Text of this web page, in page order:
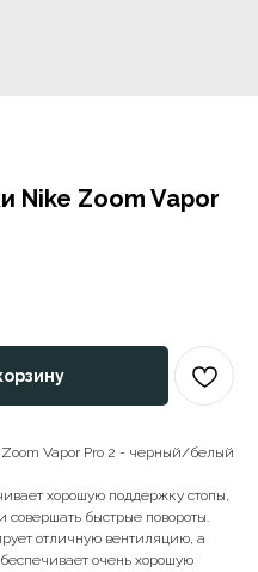
Nike Zoom Vapor
Vapor Pro 2 - черный/белый
хорошую поддержку стопы,
совершать быстрые повороты.
отличную вентиляцию, а
очень хорошую